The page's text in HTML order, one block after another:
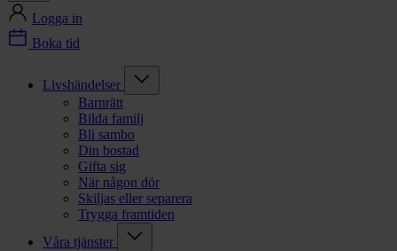
Logga in
Boka tid
Livshändelser
Barnrätt
Bilda familj
Bli sambo
Din bostad
Gifta sig
När någon dör
Skiljas eller separera
Trygga framtiden
Våra tjänster